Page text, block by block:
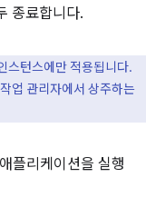
종료합니다.
스턴스에만 적용됩니다.
업 관리자에서 상주하는
플리케이션을 실행